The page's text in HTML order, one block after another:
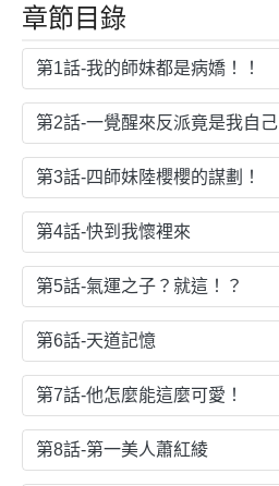
章節目錄
第1話-我的師妹都是病嬌！！
第2話-一覺醒來反派竟是我自己
第3話-四師妹陸櫻櫻的謀劃！
第4話-快到我懷裡來
第5話-氣運之子？就這！？
第6話-天道記憶
第7話-他怎麼能這麼可愛！
第8話-第一美人蕭紅綾